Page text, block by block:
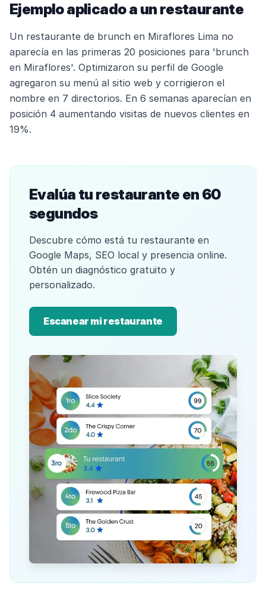
Ejemplo aplicado a un restaurante
Un restaurante de brunch en Miraflores Lima no
aparecía en las primeras 20 posiciones para 'brunch
en Miraflores'. Optimizaron su perfil de Google
agregaron su menú al sitio web y corrigieron el
nombre en 7 directorios. En 6 semanas aparecían en
posición 4 aumentando visitas de nuevos clientes en
19%.
Evalúa tu restaurante en 60
segundos
Descubre cómo está tu restaurante en
Google Maps, SEO local y presencia online.
Obtén un diagnóstico gratuito y
personalizado.
Escanear mi restaurante